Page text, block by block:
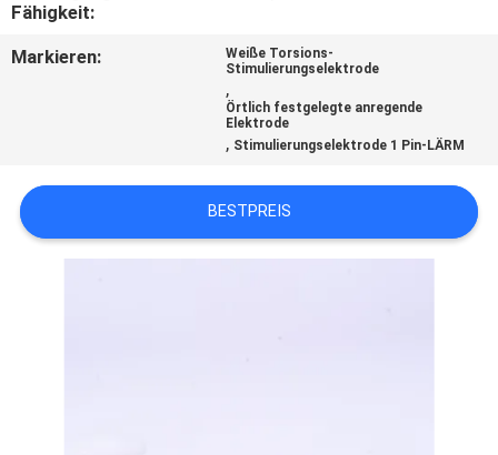
NACHRICHTEN
ZITAT
SITEMAP
Fähigkeit:
Markieren:
Weiße Torsions-
Stimulierungselektrode
,
Örtlich festgelegte anregende
Elektrode
, Stimulierungselektrode 1 Pin-LÄRM
BESTPREIS